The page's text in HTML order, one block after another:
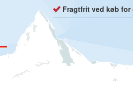
Fragtfrit ved køb for